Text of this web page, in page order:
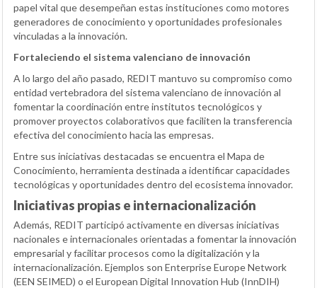
papel vital que desempeñan estas instituciones como motores
generadores de conocimiento y oportunidades profesionales
vinculadas a la innovación.
Fortaleciendo el sistema valenciano de innovación
A lo largo del año pasado, REDIT mantuvo su compromiso como
entidad vertebradora del sistema valenciano de innovación al
fomentar la coordinación entre institutos tecnológicos y
promover proyectos colaborativos que faciliten la transferencia
efectiva del conocimiento hacia las empresas.
Entre sus iniciativas destacadas se encuentra el Mapa de
Conocimiento, herramienta destinada a identificar capacidades
tecnológicas y oportunidades dentro del ecosistema innovador.
Iniciativas propias e internacionalización
Además, REDIT participó activamente en diversas iniciativas
nacionales e internacionales orientadas a fomentar la innovación
empresarial y facilitar procesos como la digitalización y la
internacionalización. Ejemplos son Enterprise Europe Network
(EEN SEIMED) o el European Digital Innovation Hub (InnDIH)